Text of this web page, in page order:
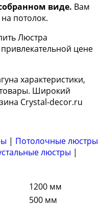
виде. Вам
на потолок.
Люстра
цене
характеристики,
Широкий
Crystal-decor.ru
| Потолочные люстры
люстры |
1200 мм
500 мм